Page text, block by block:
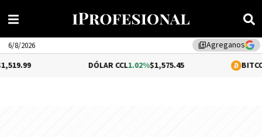
library_addAgreganos
6/8/2026
1.02%$1,575.45 0.2%